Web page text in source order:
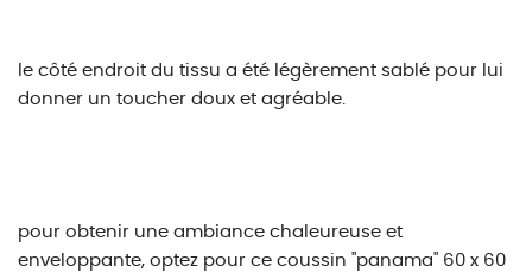
le côté endroit du tissu a été légèrement sablé pour lui
donner un toucher doux et agréable.
pour obtenir une ambiance chaleureuse et
enveloppante, optez pour ce coussin "panama" 60 x 60